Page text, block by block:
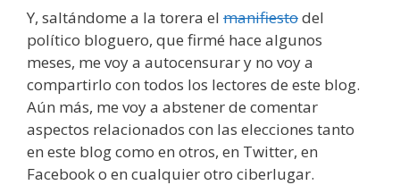
Y, saltándome a la torera el manifiestodel
político bloguero, que firmé hace algunos
meses, me voy a autocensurar y no voy a
compartirlo con todos los lectores de este blog.
Aún más, me voy a abstener de comentar
aspectos relacionados con las elecciones tanto
en este blog como en otros, en Twitter, en
Facebook o en cualquier otro ciberlugar.